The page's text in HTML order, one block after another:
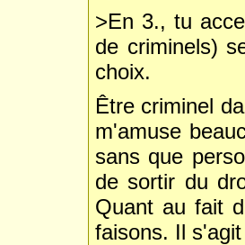
>En 3., tu
de criminels)
choix.
Être criminel
m'amuse
sans que
de sortir du
Quant au fait
faisons. Il